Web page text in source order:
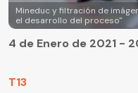
Mineduc y filtración de
el desarrollo del proceso"
T13
4 de Enero de 2021 -